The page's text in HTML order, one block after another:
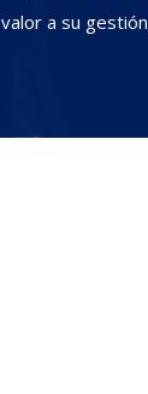
valor a su